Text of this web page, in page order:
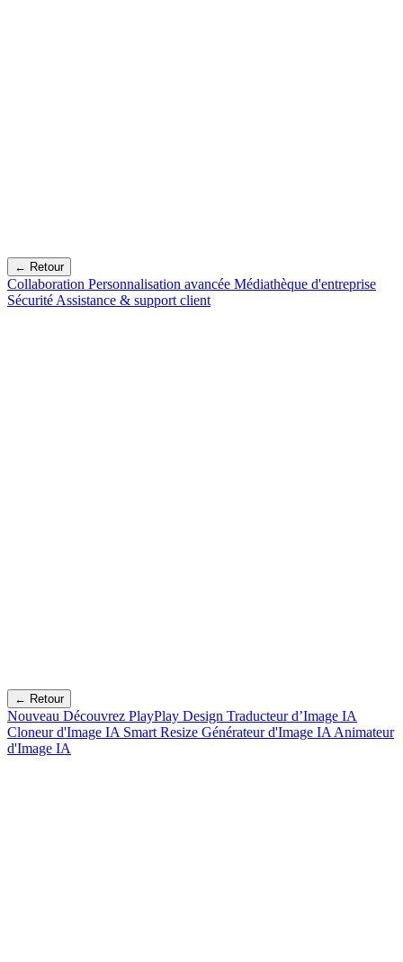
← Retour
Collaboration Personnalisation avancée Médiathèque d'entreprise
Sécurité Assistance & support client
← Retour
Nouveau Découvrez PlayPlay Design Traducteur d’Image IA
Cloneur d'Image IA Smart Resize Générateur d'Image IA Animateur
d'Image IA